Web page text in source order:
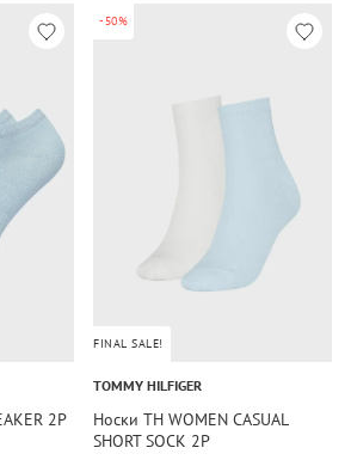
2P
-50%
FINAL SALE!
TOMMY HILFIGER
Носки TH WOMEN CASUAL
SHORT SOCK 2P